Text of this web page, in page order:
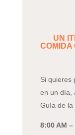
UN
COMIDA
Si quieres
en un día,
Guía de la
8:00 AM